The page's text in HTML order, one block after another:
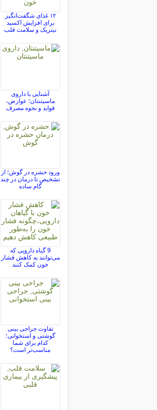
۱۲ غذای شگفت‌انگیز
برای افزایش اکسید
نیتریک و سلامت قلب
آشنایی با داروی
ماسیتنتان؛ عوارض،
فواید و نحوه مصرف
ورود حشره در گوش؛ از
تشخیص تا درمان در چند
گام ساده
9 گیاه دارویی که
می‌توانند به کاهش فشار
خون کمک کنند
تفاوت جراحی بینی
گوشتی و استخوانی؛
کدام برای شما
مناسب‌تر است؟